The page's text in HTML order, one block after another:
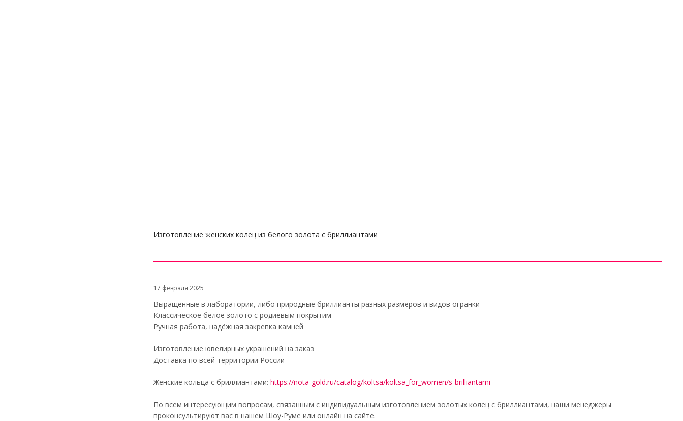
Изготовление женских колец из белого золота с бриллиантами
17 февраля 2025
Выращенные в лаборатории, либо природные бриллианты разных размеров и видов огранки
Классическое белое золото с родиевым покрытим
Ручная работа, надёжная закрепка камней
Изготовление ювелирных украшений на заказ
Доставка по всей территории России
Женские кольца с бриллиантами: https://nota-gold.ru/catalog/koltsa/koltsa_for_women/s-brilliantami
По всем интересующим вопросам, связанным с индивидуальным изготовлением золотых колец с бриллиантами, наши менеджеры
проконсультируют вас в нашем Шоу-Руме или онлайн на сайте.